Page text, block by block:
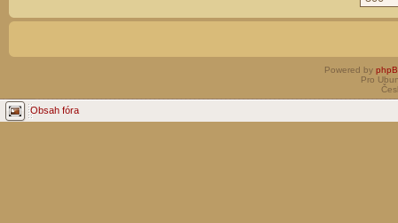
Powered by
Pro
Obsah fóra